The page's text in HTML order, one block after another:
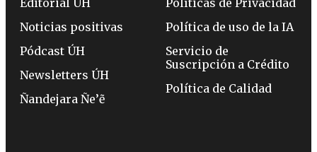
Editorial ÚH
Noticias positivas
Pódcast ÚH
Newsletters ÚH
Ñandejara Ñe’ẽ
Políticas de Privacidad
Política de uso de la IA
Servicio de
Suscripción a Crédito
Política de Calidad